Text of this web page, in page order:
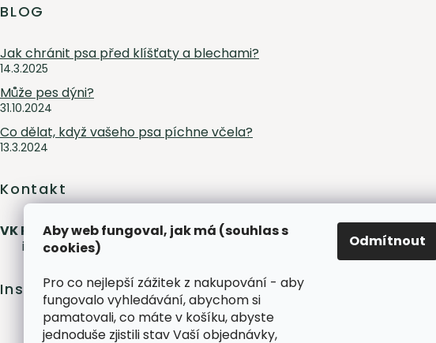
Aby web fungoval, jak má (souhlas s
cookies)
Pro co nejlepší zážitek z nakupování - aby
fungovalo vyhledávání, abychom si
pamatovali, co máte v košíku, abyste
jednoduše zjistili stav Vaší objednávky,
Odmítnout
BLOG
Jak chránit psa před klíšťaty a blechami?
14.3.2025
Může pes dýni?
31.10.2024
Co dělat, když vašeho psa píchne včela?
13.3.2024
Kontakt
VK Pet s.r.o.
info@peliskydog.cz
Instagram